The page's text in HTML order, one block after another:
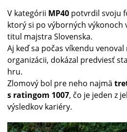
V kategórii MP40 potvrdil svoju
ktorý si po výborných výkonoch
titul majstra Slovenska.
Aj keď sa počas víkendu
organizácii, dokázal predviesť
hru.
Zlomový bol pre neho najmä
s ratingom 1007, čo je jeden z
výsledkov kariéry.